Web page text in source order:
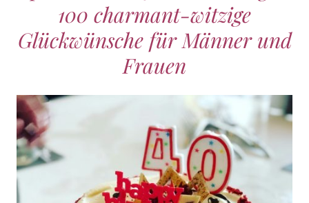
100 charmant-witzige
Glückwünsche für Männer und
Frauen